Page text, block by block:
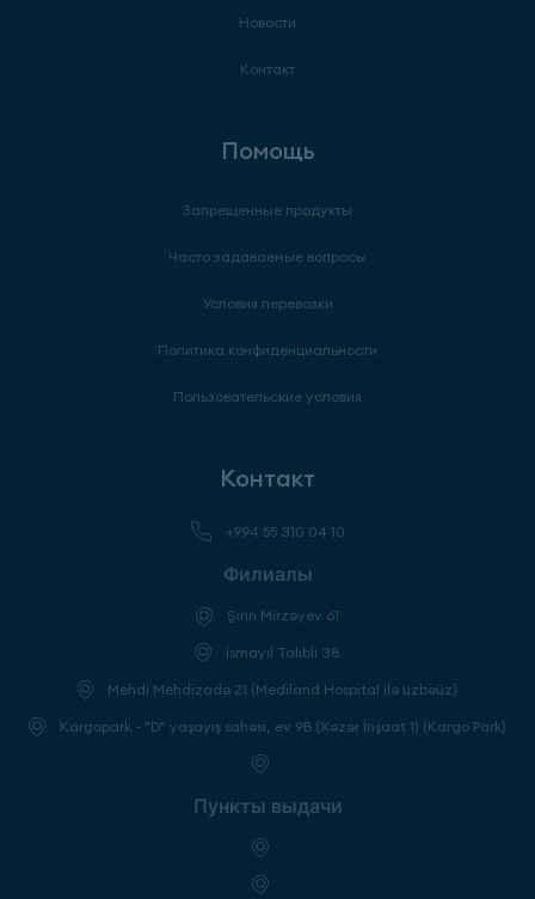
Новости
Контакт
Помощь
Запрещенные продукты
Часто задаваемые вопросы
Условия перевозки
Политика конфиденциальности
Пользовательские условия
Контакт
+994 55 310 04 10
Филиалы
Şirin Mirzəyev 61
İsmayıl Talıblı 38
Mehdi Mehdizadə 21 (Mediland Hospital ilə üzbəüz)
Kargopark - "D" yaşayış sahəsi, ev 9B (Xəzər İnşaat 1) (Kargo Park)
Пункты выдачи